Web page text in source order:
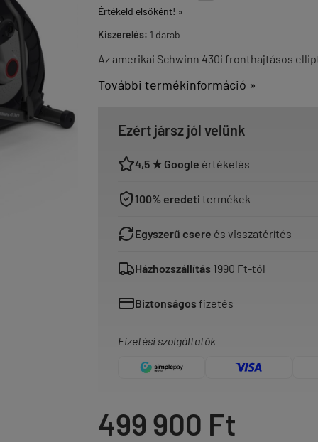
Értékeld elsőként! »
Kiszerelés: 1 darab
Az amerikai Schwinn 430i fronthajtásos
További termékinformáció »
Ezért jársz jól velünk
4,5 ★ Google értékelés
100% eredeti termékek
Egyszerű csere és visszatérítés
Házhozszállítás 1990 Ft-tól
Biztonságosfizetés
Fizetési szolgáltatók
499 900 Ft